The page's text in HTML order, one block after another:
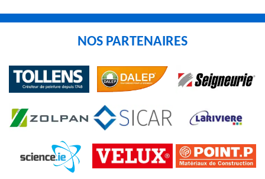
NOS PARTENAIRES